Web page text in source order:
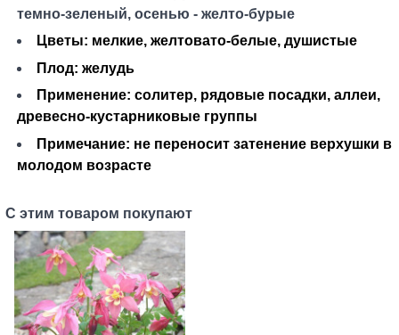
темно-зеленый, осенью - желто-бурые
Цветы: мелкие, желтовато-белые, душистые
Плод:желудь
Применение: солитер, рядовые посадки, аллеи,
древесно-кустарниковые группы
Примечание: не переносит затенение верхушки в
молодом возрасте
С этим товаром покупают